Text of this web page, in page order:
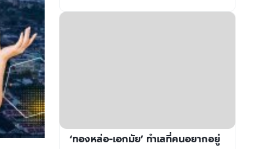
‘ทองหล่อ-เอกมัย’ ทำเลที่คนอยากอยู่